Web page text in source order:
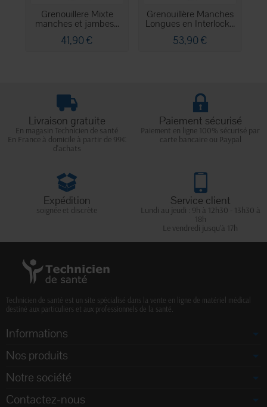
Grenouillere Mixte
manches et jambes...
41,90 €
Grenouillère Manches
Longues en Interlock...
53,90 €
Livraison gratuite
En magasin Technicien de santé
En France à domicile à partir de 99€
d'achats
Paiement sécurisé
Paiement en ligne 100% sécurisé par
carte bancaire ou Paypal
Expédition
soignée et discrète
Service client
Lundi au jeudi : 9h à 12h30 - 13h30 à
18h
Le vendredi jusqu'à 17h
Technicien de santé est un site spécialisé dans la vente en ligne de matériel médical
destiné aux particuliers et aux professionnels de la santé.
Informations
Nos produits
Notre société
Contactez-nous